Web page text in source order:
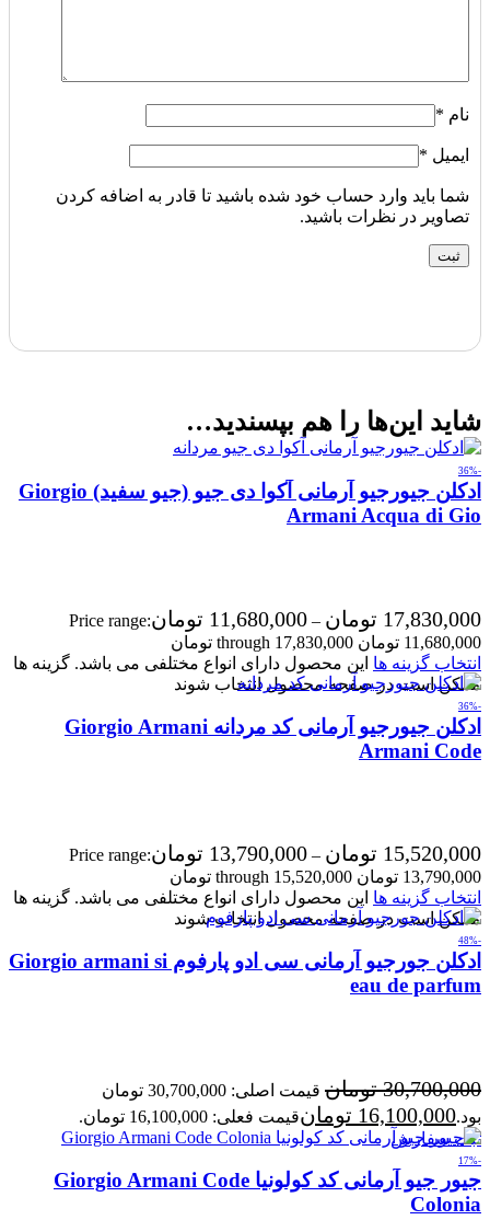
نام *
ایمیل *
شما باید وارد حساب خود شده باشید تا قادر به اضافه کردن
تصاویر در نظرات باشید.
شاید این‌ها را هم بپسندید…
-36%
ادکلن جیورجیو آرمانی آکوا دی جیو (جیو سفید) Giorgio
Armani Acqua di Gio
17,830,000 تومان –
11,680,000 تومانPrice range:
11,680,000 تومان through 17,830,000 تومان
انتخاب گزینه ها این محصول دارای انواع مختلفی می باشد. گزینه ها
ممکن است در صفحه محصول انتخاب شوند
-36%
ادکلن جیورجیو آرمانی کد مردانه Giorgio Armani
Armani Code
15,520,000 تومان –
13,790,000 تومانPrice range:
13,790,000 تومان through 15,520,000 تومان
انتخاب گزینه ها این محصول دارای انواع مختلفی می باشد. گزینه ها
ممکن است در صفحه محصول انتخاب شوند
-48%
ادکلن جورجیو آرمانی سی ادو پارفوم Giorgio armani si
eau de parfum
30,700,000 تومان
قیمت اصلی: 30,700,000 تومان
بود.16,100,000 تومانقیمت فعلی: 16,100,000 تومان.
ثبت سفارش
-17%
جیور جیو آرمانی کد کولونیا Giorgio Armani Code
Colonia